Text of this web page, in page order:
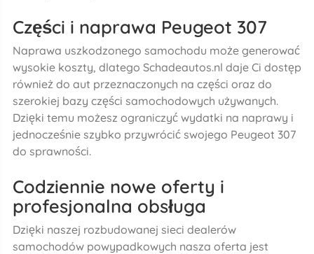
Części i naprawa Peugeot 307
Naprawa uszkodzonego samochodu może generować
wysokie koszty, dlatego Schadeautos.nl daje Ci dostęp
również do aut przeznaczonych na części oraz do
szerokiej bazy części samochodowych używanych.
Dzięki temu możesz ograniczyć wydatki na naprawy i
jednocześnie szybko przywrócić swojego Peugeot 307
do sprawności.
Codziennie nowe oferty i
profesjonalna obsługa
Dzięki naszej rozbudowanej sieci dealerów
samochodów powypadkowych nasza oferta jest